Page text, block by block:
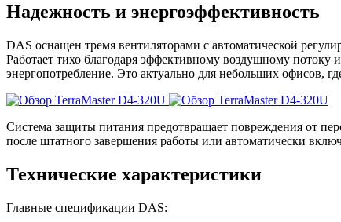
Надежность и энергоэффективность
DAS оснащен тремя вентиляторами с автоматической
Работает тихо благодаря эффективному воздушному
энергопотребление. Это актуально для небольших офисов,
Система защиты питания предотвращает повреждения от
после штатного завершения работы или автоматически
Технические характеристики
Главные спецификации DAS: